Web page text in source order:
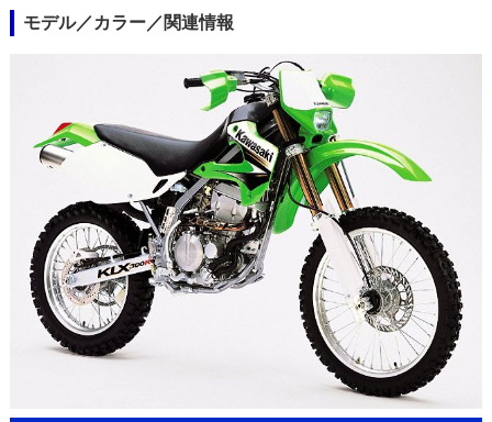
モデル／カラー／関連情報